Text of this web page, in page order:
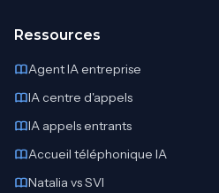
Ressources
Agent IA entreprise
IA centre d'appels
IA appels entrants
Accueil téléphonique IA
Natalia vs SVI